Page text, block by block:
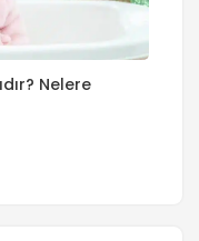
Nelere